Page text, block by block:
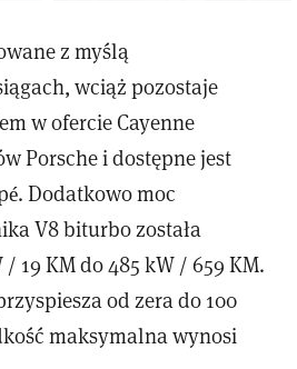
z myślą
wciąż pozostaje
w ofercie Cayenne
Porsche i dostępne jest
Dodatkowo moc
V8 biturbo została
19 KM do 485 kW / 659 KM.
od zera do 100
maksymalna wynosi